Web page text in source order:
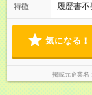
特徴 履歴書不
気になる！
掲載元企業名